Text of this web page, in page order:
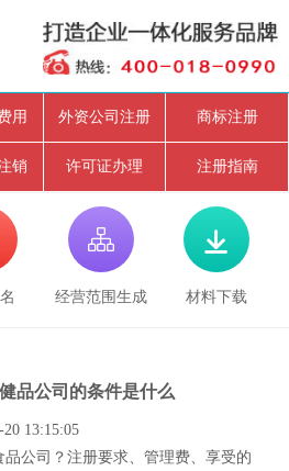
用 外资公司注册 商标注册
销 许可证办理 注册指南

经营范围生成

材料下载
健品公司的条件是什么
13:15:05
公司？注册要求、管理费、享受的